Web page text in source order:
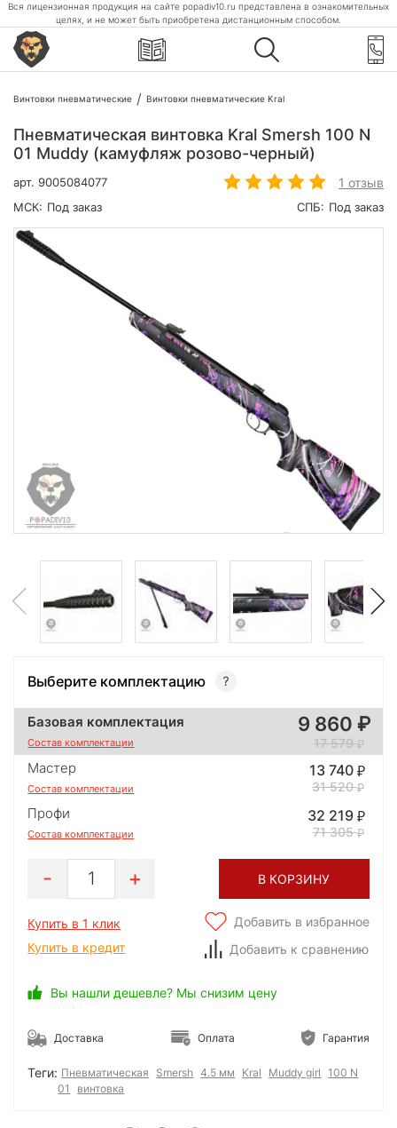
Вся лицензионная продукция на сайте popadiv10.ru представлена в ознакомительных
целях, и не может быть приобретена дистанционным способом.
Винтовки пневматические Винтовки пневматические Kral
Пневматическая винтовка Kral Smersh 100 N
01 Muddy (камуфляж розово-черный)
арт. 9005084077 1 отзыв
МСК: Под заказ СПБ: Под заказ
Выберите комплектацию
Базовая комплектация
Состав комплектации
9 860
17 579
Мастер
Состав комплектации
13 740
31 520
Профи
Состав комплектации
32 219
71 305
1 В КОРЗИНУ
Купить в 1 клик
Купить в кредит
Добавить в избранное
Добавить к сравнению
Вы нашли дешевле? Мы снизим цену
Доставка Оплата Гарантия
Теги: Пневматическая Smersh 4.5 мм Kral Muddy girl
100 N
01
винтовка